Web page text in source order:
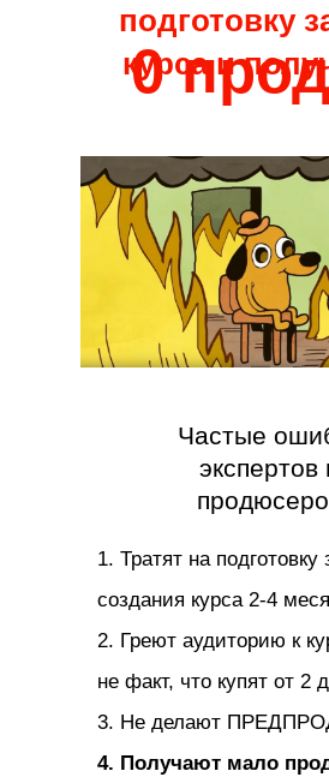
Частые
экспертов
1. Тратят на подготовку
создания курса 2-4
2. Греют аудиторию к
не факт, что купят от 2
3. Не делают
4. Получают мало
подготовку
курса и
0